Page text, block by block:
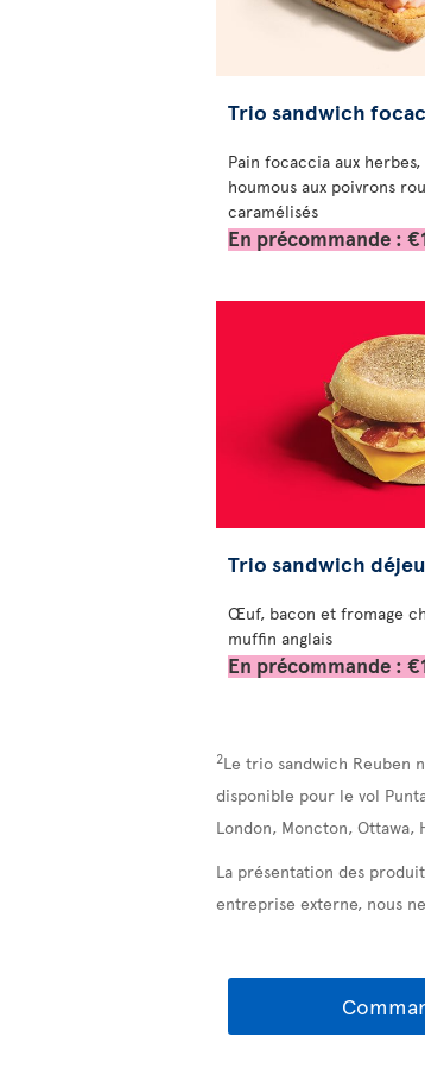
Trio sandwich
Pain focaccia aux
houmous aux poivrons
caramélisés
En précommande :
Trio sandwich
Œuf, bacon et fromage
muffin anglais
En précommande :
2Le trio sandwich Reuben
disponible pour le vol
London, Moncton,
La présentation des
entreprise externe, nous